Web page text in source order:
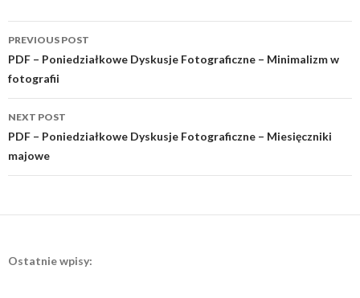
Post
navigation
PREVIOUS POST
PDF – Poniedziałkowe Dyskusje Fotograficzne – Minimalizm w
fotografii
NEXT POST
PDF – Poniedziałkowe Dyskusje Fotograficzne – Miesięczniki
majowe
Ostatnie wpisy: